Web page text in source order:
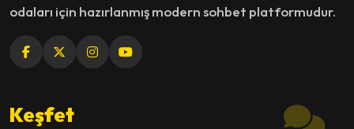
odaları için hazırlanmış modern sohbet platformudur.
Keşfet